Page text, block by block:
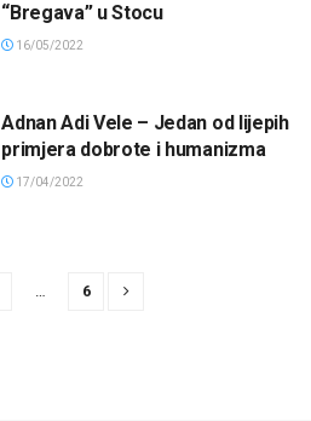
“Bregava” u Stocu
16/05/2022
Adnan Adi Vele – Jedan od lijepih
primjera dobrote i humanizma
17/04/2022
… 6